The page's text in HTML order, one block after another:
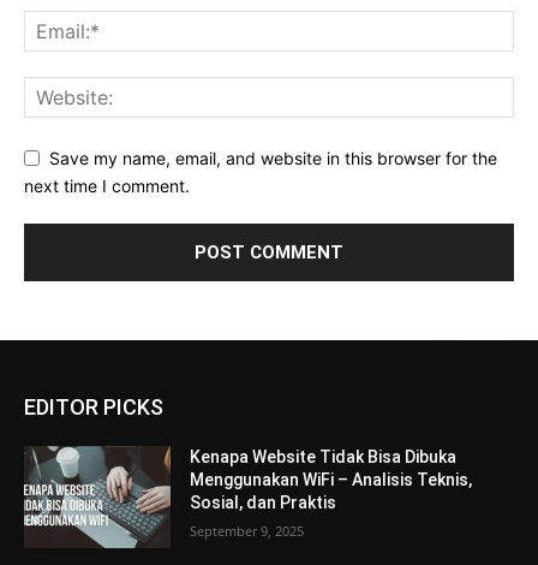
Save my name, email, and website in this browser for the
next time I comment.
EDITOR PICKS
Kenapa Website Tidak Bisa Dibuka
Menggunakan WiFi – Analisis Teknis,
Sosial, dan Praktis
September 9, 2025